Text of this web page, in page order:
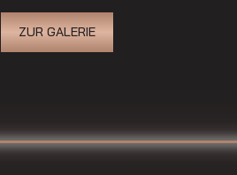
ZUR GALERIE